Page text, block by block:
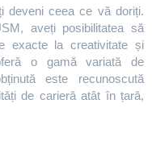
deveni ceea ce vă doriți.
aveți posibilitatea să
exacte la creativitate și
o gamă variată de
este recunoscută
de carieră atât în țară,